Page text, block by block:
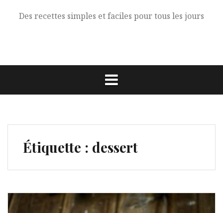
Des recettes simples et faciles pour tous les jours
Étiquette : dessert